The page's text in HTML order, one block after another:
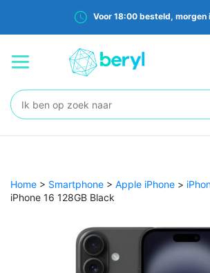
Voor 18:00 besteld, morgen
Zoeken:
Home > Smartphone > Apple iPhone >
iPhone 16 128GB Black